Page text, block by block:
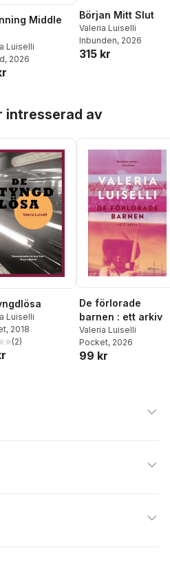
Middle
Luiselli
, 2026
Början Mitt Slut
Valeria Luiselli
Inbunden, 2026
315 kr
intresserad av
Luiselli
, 2018
5 stjärnor. Totalt antal röster:
(2)
De förlorade
barnen : ett arkiv
Valeria Luiselli
Pocket, 2026
99 kr